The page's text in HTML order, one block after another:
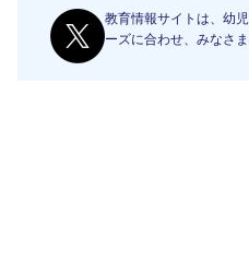
教育情報サイトは、幼
ーズに合わせ、みなさ